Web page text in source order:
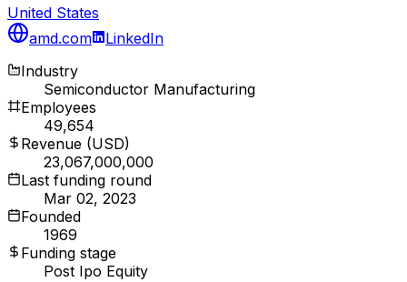
United States
amd.com
LinkedIn
Industry
Semiconductor Manufacturing
Employees
49,654
Revenue (USD)
23,067,000,000
Last funding round
Mar 02, 2023
Founded
1969
Funding stage
Post Ipo Equity